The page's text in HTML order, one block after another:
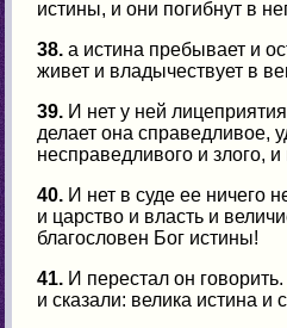
истины, и они погибнут в
38. а истина пребывает и
живет и владычествует в
39. И нет у ней
делает она справедливое,
несправедливого и злого,
40. И нет в суде ее ничего
и царство и власть и
благословен Бог истины!
41. И перестал он
и сказали: велика истина и